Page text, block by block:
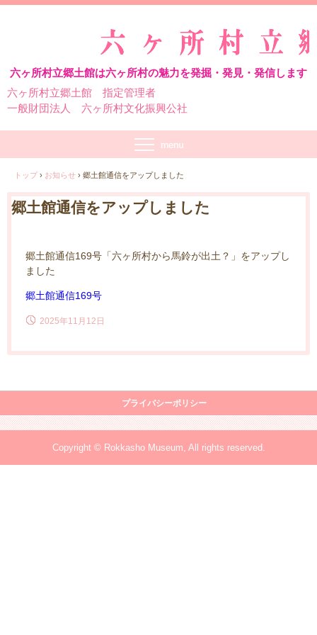
六ヶ所村立郷土館は六ヶ所村の魅力を発掘・発見・発信します
六ヶ所村立郷土館 指定管理者
一般財団法人 六ヶ所村文化振興公社
トップ › お知らせ › 郷土館通信をアップしました
郷土館通信をアップしました
郷土館通信169号「六ヶ所村から馬鈴が出土？」をアップし
ました
郷土館通信169号
2025年11月12日
プライバシーポリシー
Copyright © Rokkasho Museum, All rights reserved.